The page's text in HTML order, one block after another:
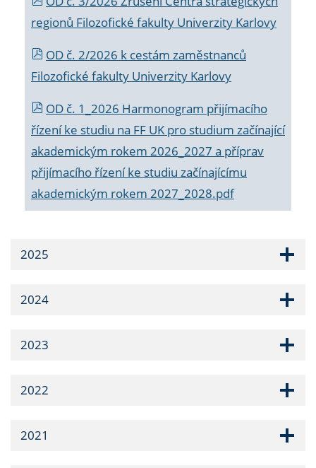
regionů Filozofické fakulty Univerzity Karlovy
OD č. 2/2026 k cestám zaměstnanců
Filozofické fakulty Univerzity Karlovy
OD č. 1_2026 Harmonogram přijímacího
řízení ke studiu na FF UK pro studium začínající
akademickým rokem 2026_2027 a příprav
přijímacího řízení ke studiu začínajícímu
akademickým rokem 2027_2028.pdf
2025
2024
2023
2022
2021